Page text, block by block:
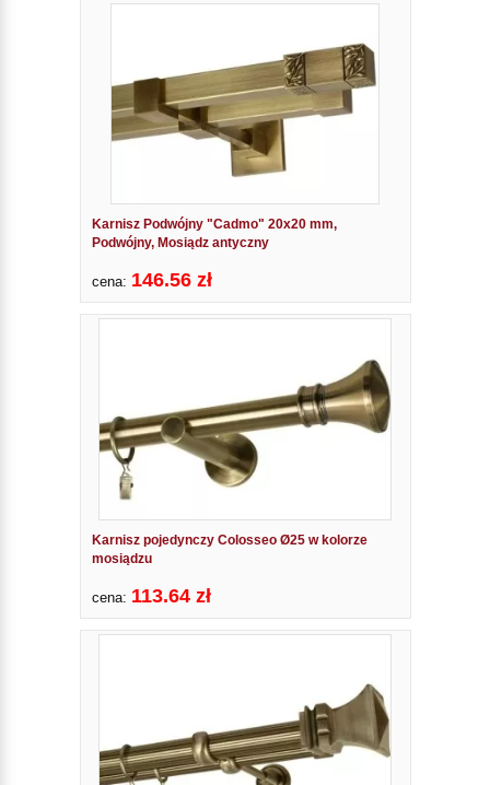
Karnisz Podwójny "Cadmo" 20x20 mm,
Podwójny, Mosiądz antyczny
cena: 146.56 zł
Karnisz pojedynczy Colosseo Ø25 w kolorze
mosiądzu
cena: 113.64 zł